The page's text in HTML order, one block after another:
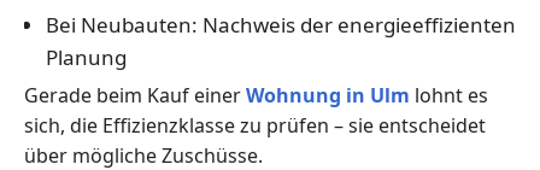
Bei Neubauten: Nachweis der energieeffizienten
Planung
Gerade beim Kauf einerWohnung in Ulm lohnt es
sich, die Effizienzklasse zu prüfen – sie entscheidet
über mögliche Zuschüsse.